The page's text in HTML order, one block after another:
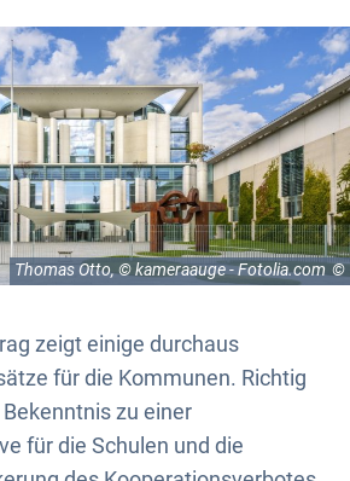
Thomas Otto, © kameraauge - Fotolia.com
zeigt einige durchaus
für die Kommunen. Richtig
zu einer
für die Schulen und die